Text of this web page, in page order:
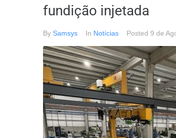
fundição injetada
By Samsys In Notícias Posted 9 de